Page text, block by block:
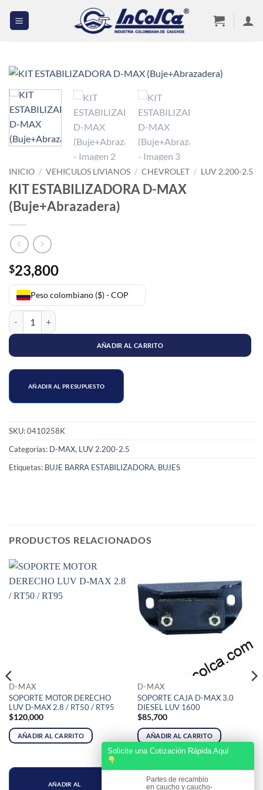
INICIO / VEHICULOS LIVIANOS / CHEVROLET / LUV 2.200-2.5
KIT ESTABILIZADORA D-MAX
(Buje+Abrazadera)
$23,800
Peso colombiano ($) - COP
KIT ESTABILIZADORA D-MAX (Buje+Abrazadera) cantidad
AÑADIR AL CARRITO
AÑADIR AL PRESUPUESTO
SKU:0410258K
Categorías: D-MAX, LUV 2.200-2.5
Etiquetas: BUJE BARRA ESTABILIZADORA, BUJES
PRODUCTOS RELACIONADOS
D-MAX
SOPORTE MOTOR DERECHO
LUV D-MAX 2.8 / RT50 / RT95
$120,000
AÑADIR AL CARRITO
AÑADIR AL
D-MAX
SOPORTE CAJA D-MAX 3.0
DIESEL LUV 1600
$85,700
AÑADIR AL CARRITO
AÑADIR AL
Solicite una Cotización Rápida Aquí
Partes de recambio
en caucho y caucho-